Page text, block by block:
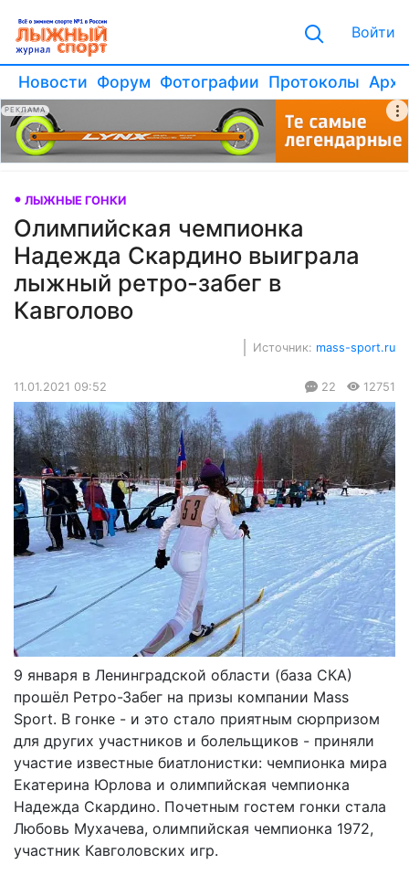
Войти
Новости Форум Фотографии Протоколы
РЕКЛАМА
ЛЫЖНЫЕ ГОНКИ
Олимпийская чемпионка
Надежда Скардино выиграла
лыжный ретро-забег в
Кавголово
Источник: mass-sport.ru
11.01.2021 09:52 22 12751
9 января в Ленинградской области (база СКА)
прошёл Ретро-Забег на призы компании Mass
Sport. В гонке - и это стало приятным сюрпризом
для других участников и болельщиков - приняли
участие известные биатлонистки: чемпионка мира
Екатерина Юрлова и олимпийская чемпионка
Надежда Скардино. Почетным гостем гонки стала
Любовь Мухачева, олимпийская чемпионка 1972,
участник Кавголовских игр.